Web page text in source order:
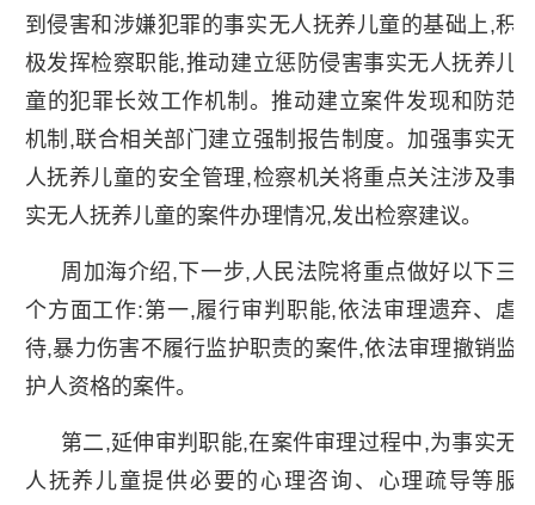
到侵害和涉嫌犯罪的事实无人抚养儿童的基础上,积
极发挥检察职能,推动建立惩防侵害事实无人抚养儿
童的犯罪长效工作机制。推动建立案件发现和防范
机制,联合相关部门建立强制报告制度。加强事实无
人抚养儿童的安全管理,检察机关将重点关注涉及事
实无人抚养儿童的案件办理情况,发出检察建议。
周加海介绍,下一步,人民法院将重点做好以下三
个方面工作:第一,履行审判职能,依法审理遗弃、虐
待,暴力伤害不履行监护职责的案件,依法审理撤销监
护人资格的案件。
第二,延伸审判职能,在案件审理过程中,为事实无
人抚养儿童提供必要的心理咨询、心理疏导等服